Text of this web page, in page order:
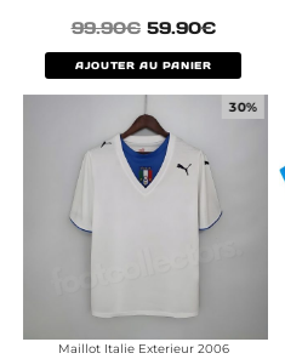
99.90€ 59.90€
AJOUTER AU PANIER
30%
Maillot Italie Exterieur 2006